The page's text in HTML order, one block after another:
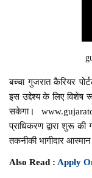
बच्चा गुजरात कैरियर
इस उद्देश्य के लिए विशेष
सकेगा।
प्राधिकरण द्वारा शुरू
तकनीकी भागीदार
Also Read : Apply